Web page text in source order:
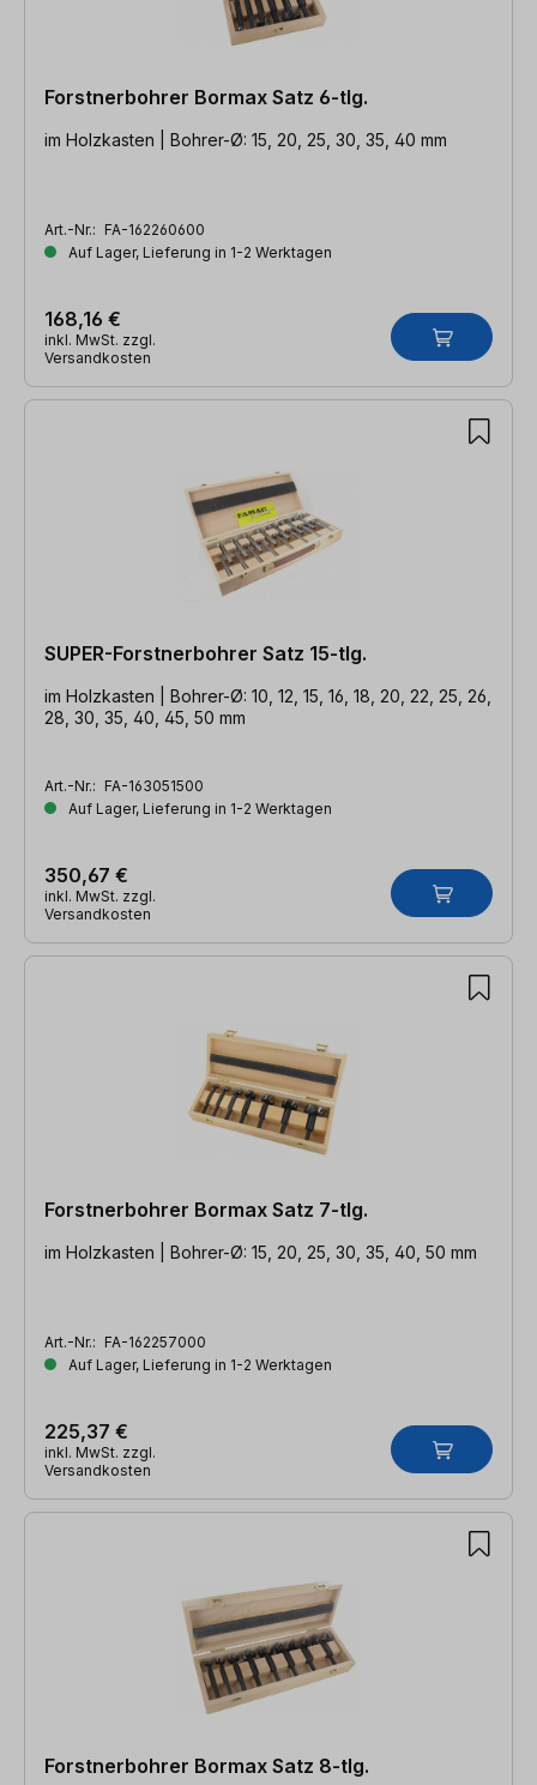
Forstnerbohrer Bormax Satz 6-tlg.
im Holzkasten | Bohrer-Ø: 15, 20, 25, 30, 35, 40 mm
Art.-Nr.: FA-162260600
Auf Lager, Lieferung in 1-2 Werktagen
168,16 €
inkl. MwSt. zzgl.
Versandkosten
SUPER-Forstnerbohrer Satz 15-tlg.
im Holzkasten | Bohrer-Ø: 10, 12, 15, 16, 18, 20, 22, 25, 26,
28, 30, 35, 40, 45, 50 mm
Art.-Nr.: FA-163051500
Auf Lager, Lieferung in 1-2 Werktagen
350,67 €
inkl. MwSt. zzgl.
Versandkosten
Forstnerbohrer Bormax Satz 7-tlg.
im Holzkasten | Bohrer-Ø: 15, 20, 25, 30, 35, 40, 50 mm
Art.-Nr.: FA-162257000
Auf Lager, Lieferung in 1-2 Werktagen
225,37 €
inkl. MwSt. zzgl.
Versandkosten
Forstnerbohrer Bormax Satz 8-tlg.